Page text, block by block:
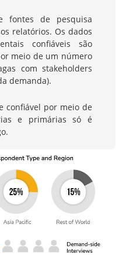
fontes de pesquisa
relatórios. Os dados
confiáveis são
meio de um número
com stakeholders
demanda).
confiável por meio de
e primárias só é